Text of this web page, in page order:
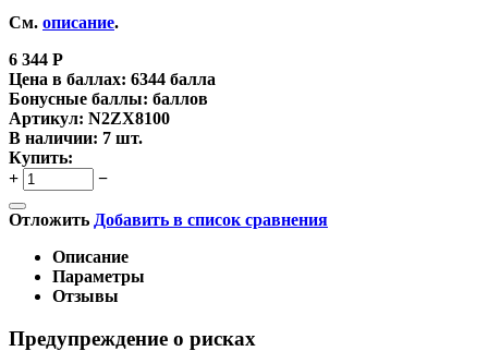
См. описание.
6 344 Р
Цена в баллах: 6344 балла
Бонусные баллы: баллов
Артикул: N2ZX8100
В наличии: 7 шт.
Купить:
+
−
Отложить Добавить в список сравнения
Описание
Параметры
Отзывы
Предупреждение о рисках